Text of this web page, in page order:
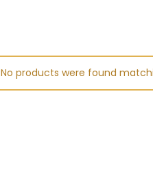
No products were found